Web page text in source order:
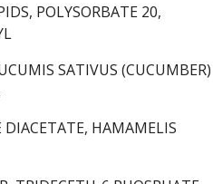
POLYSORBATE 20,
SATIVUS (CUCUMBER)
HAMAMELIS